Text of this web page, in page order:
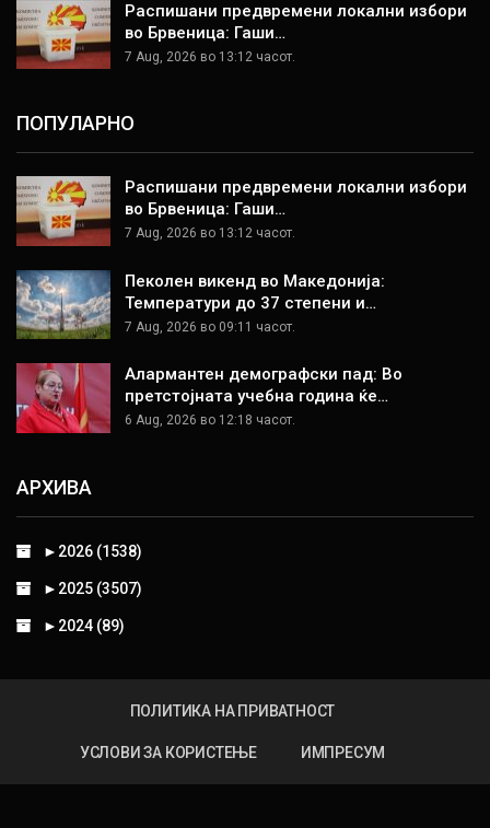
Распишани предвремени локални избори
во Брвеница: Гаши…
7 Aug, 2026 во 13:12 часот.
ПОПУЛАРНО
Распишани предвремени локални избори
во Брвеница: Гаши…
7 Aug, 2026 во 13:12 часот.
Пеколен викенд во Македонија:
Температури до 37 степени и…
7 Aug, 2026 во 09:11 часот.
Алармантен демографски пад: Во
претстојната учебна година ќе…
6 Aug, 2026 во 12:18 часот.
АРХИВА
► 2026 (1538)
► 2025 (3507)
► 2024 (89)
ПОЛИТИКА НА ПРИВАТНОСТ
УСЛОВИ ЗА КОРИСТЕЊЕ ИМПРЕСУМ